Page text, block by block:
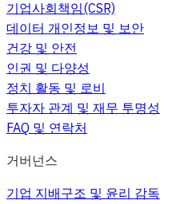
기업사회책임(CSR)
데이터 개인정보 및 보안
건강 및 안전
인권 및 다양성
정치 활동 및 로비
투자자 관계 및 재무 투명성
FAQ 및 연락처
거버넌스
기업 지배구조 및 윤리 감독